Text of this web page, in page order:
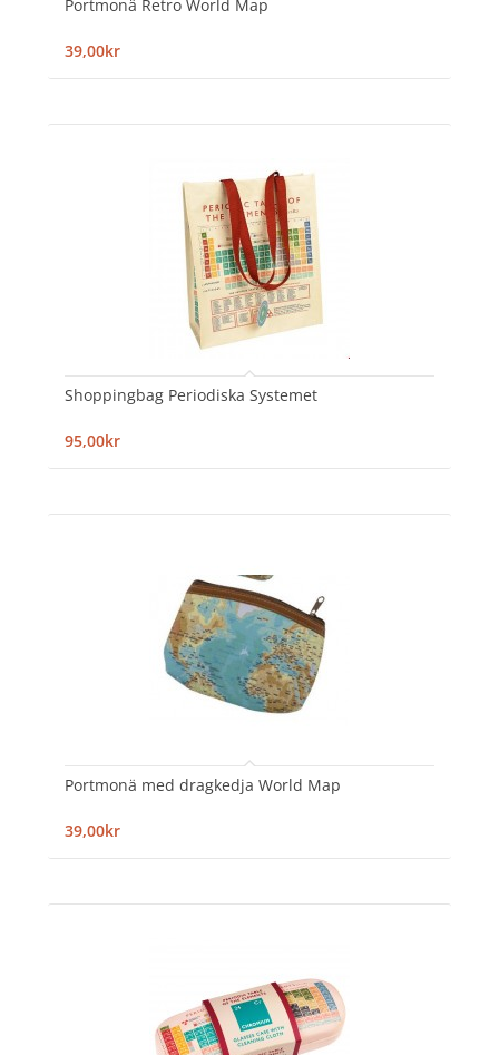
Portmonä Retro World Map
39,00kr
Shoppingbag Periodiska Systemet
95,00kr
Portmonä med dragkedja World Map
39,00kr